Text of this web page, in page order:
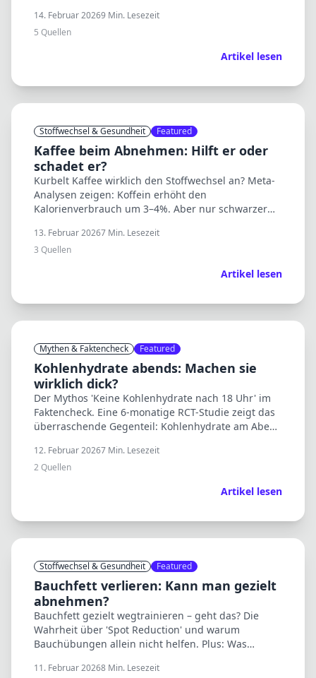
14. Februar 20269 Min. Lesezeit
5 Quellen
Artikel lesen
Stoffwechsel & Gesundheit Featured
Kaffee beim Abnehmen: Hilft er oder
schadet er?
Kurbelt Kaffee wirklich den Stoffwechsel an? Meta-
Analysen zeigen: Koffein erhöht den
Kalorienverbrauch um 3–4%. Aber nur schwarzer
13. Februar 20267 Min. Lesezeit
3 Quellen
Artikel lesen
Mythen & Faktencheck Featured
Kohlenhydrate abends: Machen sie
wirklich dick?
Der Mythos 'Keine Kohlenhydrate nach 18 Uhr' im
Faktencheck. Eine 6-monatige RCT-Studie zeigt das
überraschende Gegenteil: Kohlenhydrate am Abend
12. Februar 20267 Min. Lesezeit
2Quellen
Artikel lesen
Stoffwechsel & Gesundheit Featured
Bauchfett verlieren: Kann man gezielt
abnehmen?
Bauchfett gezielt wegtrainieren – geht das? Die
Wahrheit über 'Spot Reduction' und warum
Bauchübungen allein nicht helfen. Plus: Was
11. Februar 20268 Min. Lesezeit